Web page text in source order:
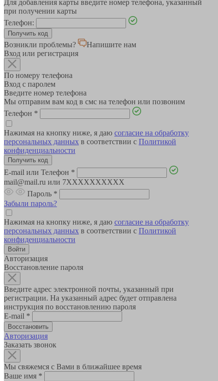
Для добавления карты введите номер телефона, указанный
при получении карты
Телефон:
Возникли проблемы?
Напишите нам
Вход или регистрация
По номеру телефона
Вход с паролем
Введите номер телефона
Мы отправим вам код в смс на телефон или позвоним
Телефон *
Нажимая на кнопку ниже, я даю согласие на обработку
персональных данных в соответствии с Политикой
конфиденциальности
E-mail или Телефон *
mail@mail.ru или 7XXXXXXXXXX
Пароль *
Забыли пароль?
Нажимая на кнопку ниже, я даю согласие на обработку
персональных данных в соответствии с Политикой
конфиденциальности
Авторизация
Восстановление пароля
Введите адрес электронной почты, указанный при
регистрации. На указанный адрес будет отправлена
инструкция по восстановлению пароля
E-mail *
Авторизация
Заказать звонок
Мы свяжемся с Вами в ближайшее время
Ваше имя *